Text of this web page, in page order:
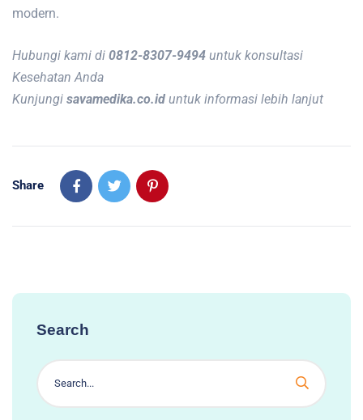
modern.
Hubungi kami di 0812-8307-9494 untuk konsultasi
Kesehatan Anda
Kunjungi savamedika.co.id untuk informasi lebih lanjut
Share
Search